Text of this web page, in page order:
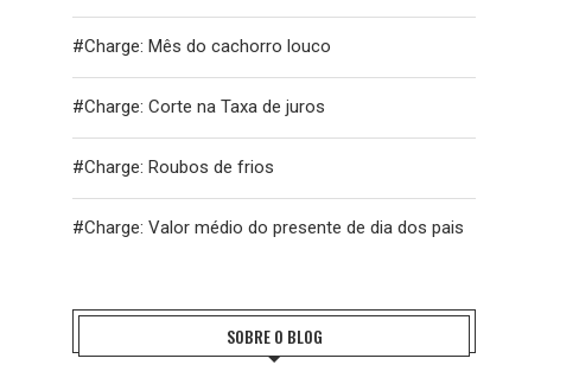
#Charge: Mês do cachorro louco
#Charge: Corte na Taxa de juros
#Charge: Roubos de frios
#Charge: Valor médio do presente de dia dos pais
SOBRE O BLOG